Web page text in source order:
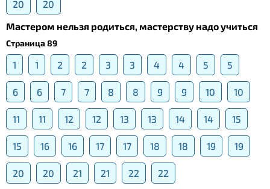
20
20
Мастером нельзя родиться, мастерству надо учиться
Страница 89
1 1 2 2 3 3 4 4 5 5
6 6 7 7 8 8 9 9 10 10
11 11 12 12 13 13 14 14 15
15 16 16 17 17 18 18 19 19
20 20 21 21 22 22